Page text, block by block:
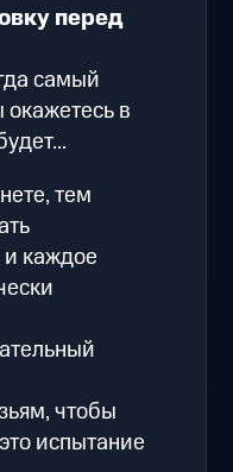
перед
самый
в
тем
каждое
чтобы
испытание